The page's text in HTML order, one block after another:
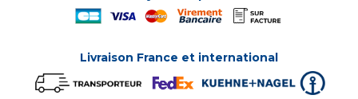
Livraison France et international